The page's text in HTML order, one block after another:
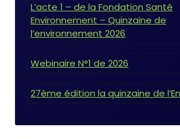
L’acte 1 – de la Fondation Santé
Environnement – Quinzaine de
l’environnement 2026
Webinaire N°1 de 2026
27ème édition la quinzaine de